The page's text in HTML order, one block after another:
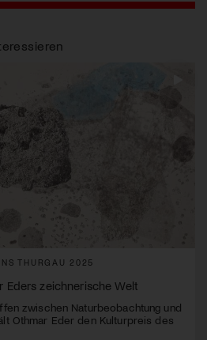
THURGAU 2025
Eders zeichnerische Welt
zwischen Naturbeobachtung und
Othmar Eder den Kulturpreis des